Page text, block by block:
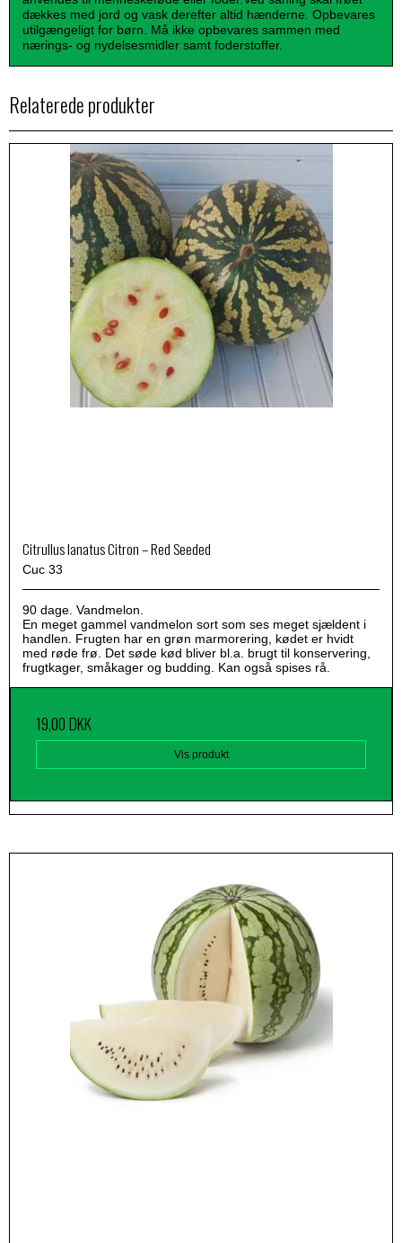
dækkes med jord og vask derefter altid hænderne. Opbevares
utilgængeligt for børn. Må ikke opbevares sammen med
nærings- og nydelsesmidler samt foderstoffer.
Relaterede produkter
Citrullus lanatus Citron – Red Seeded
Cuc 33
90 dage. Vandmelon.
En meget gammel vandmelon sort som ses meget sjældent i
handlen. Frugten har en grøn marmorering, kødet er hvidt
med røde frø. Det søde kød bliver bl.a. brugt til konservering,
frugtkager, småkager og budding. Kan også spises rå.
19,00 DKK
Vis produkt